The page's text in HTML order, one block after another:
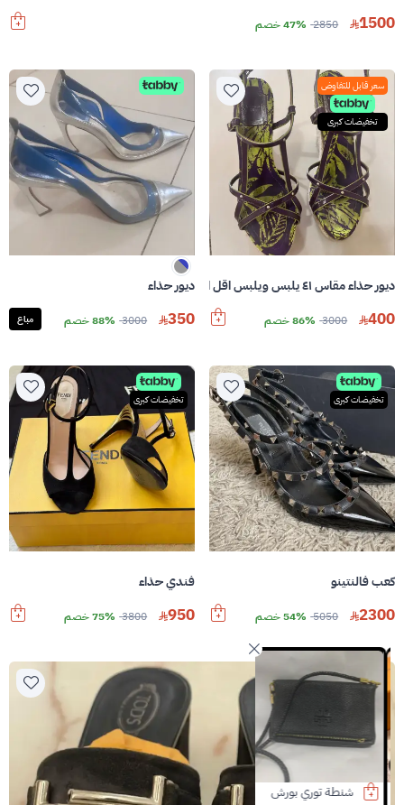
شنطة توري بورش شنطة شانيل شنطة شانيل
1500
2850 47% خصم
سعر قابل للتفاوض
تخفيضات كبرى
ديور حذاء مقاس ٤١ يلبس ويلبس اقل ايضا
400
3000 86% خصم
ديور حذاء
350
3000 88% خصم مباع
تخفيضات كبرى
كعب فالنتينو
2300
5050 54% خصم
تخفيضات كبرى
فندي حذاء
950
3800 75% خصم
سعر قابل للتفاوض